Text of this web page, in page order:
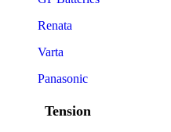
Renata
Varta
Panasonic
Tension